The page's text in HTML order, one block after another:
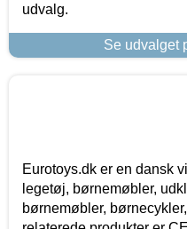
udvalg.
Se udvalget
Eurotoys.dk er en dansk
legetøj, børnemøbler,
børnemøbler,